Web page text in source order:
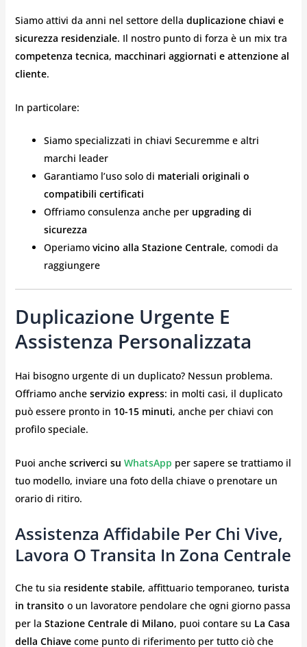
Siamo attivi da anni nel settore della duplicazione chiavi e
sicurezza residenziale. Il nostro punto di forza è un mix tra
competenza tecnica, macchinari aggiornati e attenzione al
cliente.
In particolare:
Siamo specializzati in chiavi Securemme e altri
marchi leader
Garantiamo l’uso solo di materiali originali o
compatibili certificati
Offriamo consulenza anche per upgrading di
sicurezza
Operiamo vicino alla Stazione Centrale, comodi da
raggiungere
Duplicazione Urgente E
Assistenza Personalizzata
Hai bisogno urgente di un duplicato? Nessun problema.
Offriamo anche servizio express: in molti casi, il duplicato
può essere pronto in 10-15 minuti, anche per chiavi con
profilo speciale.
Puoi anche scriverci su WhatsApp per sapere se trattiamo il
tuo modello, inviare una foto della chiave o prenotare un
orario di ritiro.
Assistenza Affidabile Per Chi Vive,
Lavora O Transita In Zona Centrale
Che tu sia residente stabile, affittuario temporaneo, turista
in transito o un lavoratore pendolare che ogni giorno passa
per la Stazione Centrale di Milano, puoi contare su La Casa
della Chiavecome punto di riferimento per tutto ciò che